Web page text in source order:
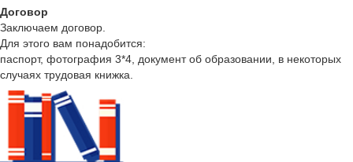
Договор
Заключаем договор.
Для этого вам понадобится:
паспорт, фотография 3*4, документ об образовании, в некоторых
случаях трудовая книжка.